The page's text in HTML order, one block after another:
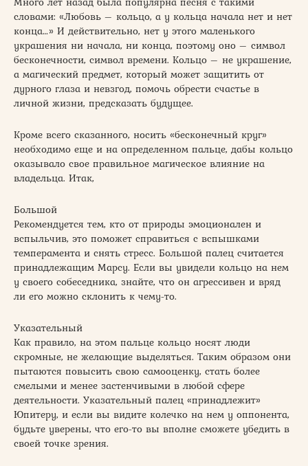
словами: «Любовь – кольцо, а у кольца начала нет и нет
конца…» И действительно, нет у этого маленького
украшения ни начала, ни конца, поэтому оно – символ
бесконечности, символ времени. Кольцо – не украшение,
а магический предмет, который может защитить от
дурного глаза и невзгод, помочь обрести счастье в
личной жизни, предсказать будущее.
Кроме всего сказанного, носить «бесконечный круг»
необходимо еще и на определенном пальце, дабы кольцо
оказывало свое правильное магическое влияние на
владельца. Итак,
Большой
Рекомендуется тем, кто от природы эмоционален и
вспыльчив, это поможет справиться с вспышками
темперамента и снять стресс. Большой палец считается
принадлежащим Марсу. Если вы увидели кольцо на нем
у своего собеседника, знайте, что он агрессивен и вряд
ли его можно склонить к чему-то.
Указательный
Как правило, на этом пальце кольцо носят люди
скромные, не желающие выделяться. Таким образом они
пытаются повысить свою самооценку, стать более
смелыми и менее застенчивыми в любой сфере
деятельности. Указательный палец «принадлежит»
Юпитеру, и если вы видите колечко на нем у оппонента,
будьте уверены, что его-то вы вполне сможете убедить в
своей точке зрения.